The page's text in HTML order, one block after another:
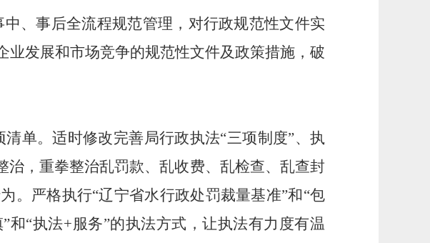
、事后全流程规范管理，对行政规范性文件实
发展和市场竞争的规范性文件及政策措施，破
单。适时修改完善局行政执法“三项制度”、执
，重拳整治乱罚款、乱收费、乱检查、乱查封
。严格执行“辽宁省水行政处罚裁量基准”和“包
“执法+服务”的执法方式，让执法有力度有温